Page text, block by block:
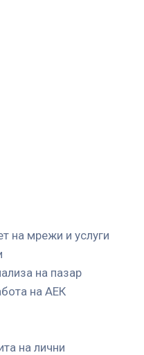
на мрежи и услуги
на пазар
на АЕК
на лични